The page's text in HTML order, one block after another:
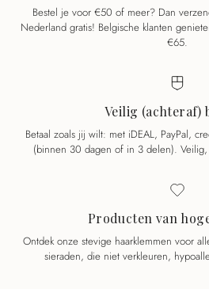
Bestel je voor €50 of meer? Dan
Nederland gratis! Belgische klanten
€65.
Veilig (achteraf)
Betaal zoals jij wilt: met iDEAL, PayPal,
(binnen 30 dagen of in 3 delen).
Producten van
Ontdek onze stevige haarklemmen voor
sieraden, die niet verkleuren,